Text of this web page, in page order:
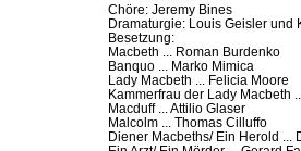
Chöre: Jeremy Bines
Dramaturgie: Louis Geisler und
Besetzung:
Macbeth ... Roman Burdenko
Banquo ... Marko Mimica
Lady Macbeth ... Felicia Moore
Kammerfrau der Lady Macbeth
Macduff ... Attilio Glaser
Malcolm ... Thomas Cilluffo
Diener Macbeths/ Ein Herold ...